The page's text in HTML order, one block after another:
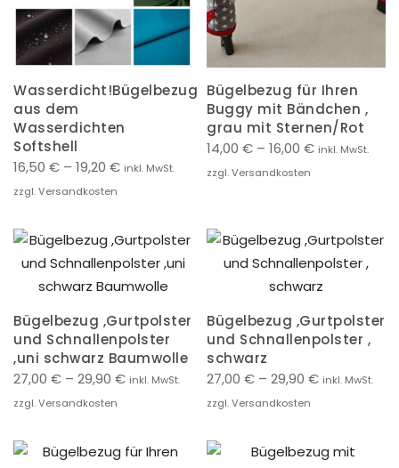
Wasserdicht!Bügelbezug
aus dem
Wasserdichten
Softshell
16,50 € – 19,20 € inkl. MwSt.
zzgl. Versandkosten
Bügelbezug für Ihren
Buggy mit Bändchen ,
grau mit Sternen/Rot
14,00 € – 16,00 € inkl. MwSt.
zzgl. Versandkosten
Bügelbezug ,Gurtpolster
und Schnallenpolster
,uni schwarz Baumwolle
27,00 € – 29,90 € inkl. MwSt.
zzgl. Versandkosten
Bügelbezug ,Gurtpolster
und Schnallenpolster ,
schwarz
27,00 € – 29,90 € inkl. MwSt.
zzgl. Versandkosten